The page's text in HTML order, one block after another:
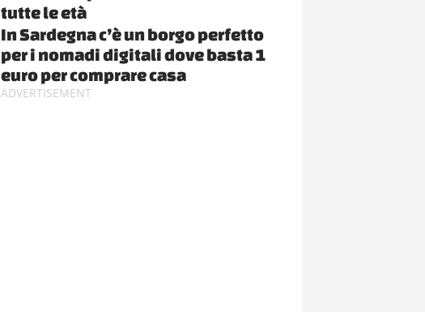
tutte le età
In Sardegna c’è un borgo perfetto
per i nomadi digitali dove basta 1
euro per comprare casa